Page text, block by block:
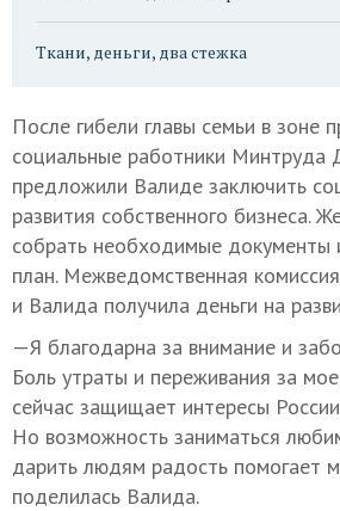
Ткани, деньги, два стежка
После гибели главы семьи в зоне
социальные работники Минтруда
предложили Валиде заключить
развития собственного бизнеса.
собрать необходимые документы
план. Межведомственная
и Валида получила деньги на
—Я благодарна за внимание и
Боль утраты и переживания за
сейчас защищает интересы
Но возможность заниматься
дарить людям радость помогает
поделилась Валида.